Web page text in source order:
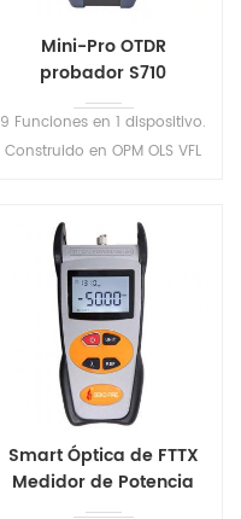
Mini-Pro OTDR
probador S710
9 Funciones en 1 dispositivo.
Construido en OPM OLS VFL
Secuencia de Distancia
Tracker . Uno-haga clic en
prueba automática,
automática para guardar el
archivo, análisis automático
de los resultados de la
prueba .
Smart Óptica de FTTX
Medidor de Potencia
S305